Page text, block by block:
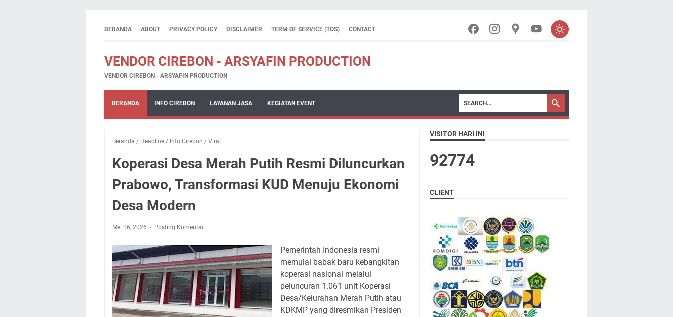
BERANDA ABOUT PRIVACY POLICY DISCLAIMER TERM OF SERVICE (TOS) CONTACT
VENDOR CIREBON - ARSYAFIN PRODUCTION
VENDOR CIREBON - ARSYAFIN PRODUCTION
BERANDA INFO CIREBON LAYANAN JASA KEGIATAN EVENT
Beranda / Headline / Info Cirebon / Viral
Koperasi Desa Merah Putih Resmi Diluncurkan
Prabowo, Transformasi KUD Menuju Ekonomi
Desa Modern
Mei 16, 2026 Posting Komentar
Pemerintah Indonesia resmi
memulai babak baru kebangkitan
koperasi nasional melalui
peluncuran 1.061 unit Koperasi
Desa/Kelurahan Merah Putih atau
KDKMP yang diresmikan Presiden
VISITOR HARI INI
92774
CLIENT